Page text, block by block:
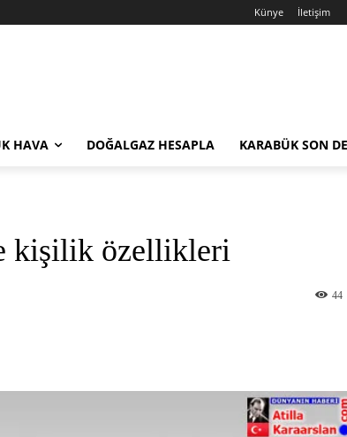
Künye İletişim
HAVA DOĞALGAZ HESAPLA KARABÜK SON
kişilik özellikleri
44